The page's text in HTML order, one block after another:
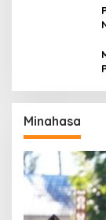
Minahasa